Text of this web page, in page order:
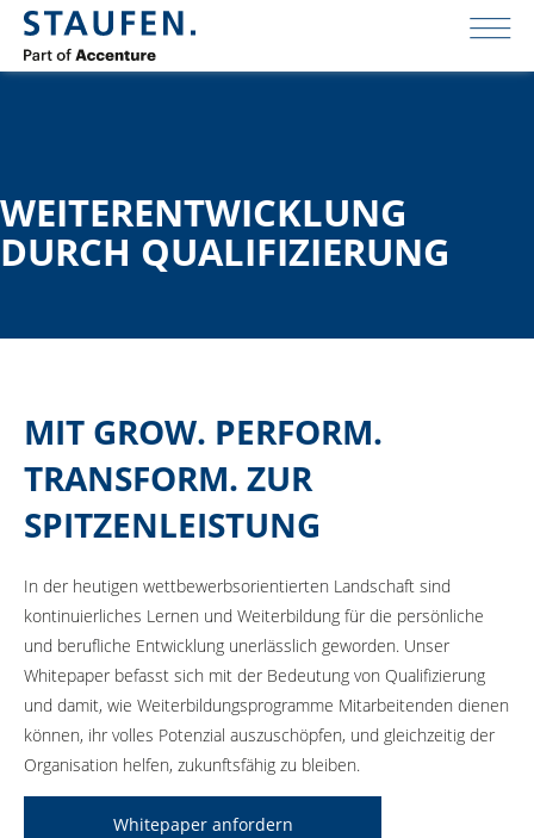
WEITERENTWICKLUNG
DURCH QUALIFIZIERUNG
MIT GROW. PERFORM.
TRANSFORM. ZUR
SPITZENLEISTUNG
In der heutigen wettbewerbsorientierten Landschaft sind
kontinuierliches Lernen und Weiterbildung für die persönliche
und berufliche Entwicklung unerlässlich geworden. Unser
Whitepaper befasst sich mit der Bedeutung von Qualifizierung
und damit, wie Weiterbildungsprogramme Mitarbeitenden dienen
können, ihr volles Potenzial auszuschöpfen, und gleichzeitig der
Organisation helfen, zukunftsfähig zu bleiben.
Whitepaper anfordern